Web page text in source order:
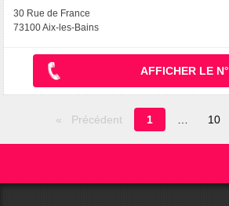
30 Rue de France
73100 Aix-les-Bains
AFFICHER LE N°
Précédent
Page
en
1 10